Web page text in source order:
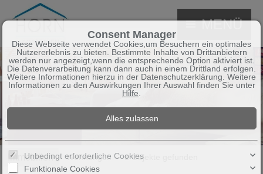
MENÜ
Immobilien Wohnungen 1 Objekte gefunden
Consent Manager
Diese Webseite verwendet Cookies,um Besuchern ein optimales
Nutzererlebnis zu bieten. Bestimmte Inhalte von Drittanbietern
werden nur angezeigt,wenn die entsprechende Option aktiviert ist.
Die Datenverarbeitung kann dann auch in einem Drittland erfolgen.
Weitere Informationen hierzu in der Datenschutzerklärung. Weitere
Informationen zu den Auswirkungen Ihrer Auswahl finden Sie unter
Hilfe
Unbedingt erforderliche Cookies
Funktionale Cookies